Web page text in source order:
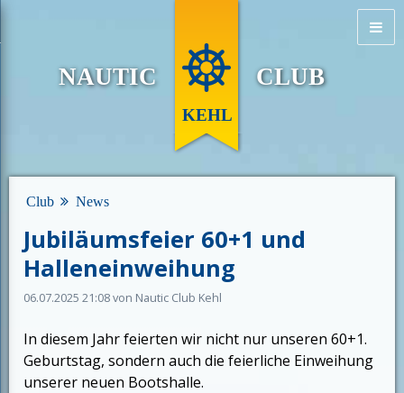
NAUTIC
KEHL
CLUB
Club News
Jubiläumsfeier 60+1 und
Halleneinweihung
06.07.2025 21:08von Nautic Club Kehl
In diesem Jahr feierten wir nicht nur unseren 60+1.
Geburtstag, sondern auch die feierliche Einweihung
unserer neuen Bootshalle.